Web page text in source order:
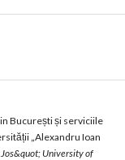
București și serviciile
„Alexandru Ioan
University of